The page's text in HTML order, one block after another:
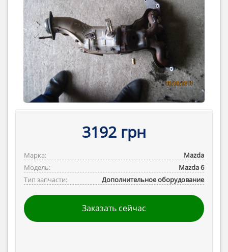
3192 грн
Марка:
Mazda
Модель:
Mazda 6
Тип запчасти:
Дополнительное оборудование
Заказать сейчас